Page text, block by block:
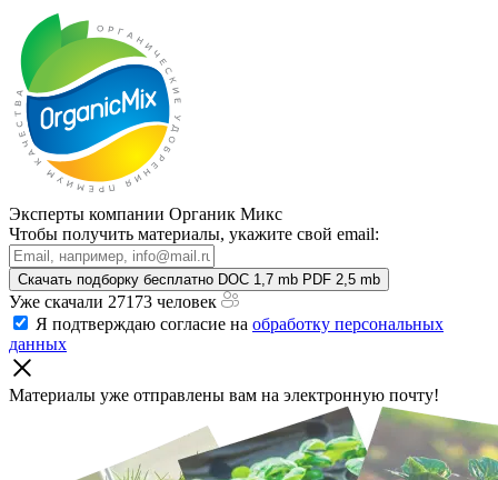
Эксперты компании Органик Микс
Чтобы получить материалы, укажите свой email:
Скачать подборку бесплатно DOC 1,7 mb PDF 2,5 mb
Уже скачали 27173 человек
Я подтверждаю согласие на обработку персональных
данных
Материалы уже отправлены вам на электронную почту!